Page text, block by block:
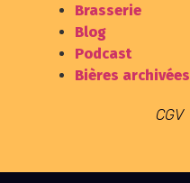
Brasserie
Blog
Podcast
Bières archivées
CGV